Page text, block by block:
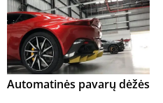
Automatinės pavarų dėžės